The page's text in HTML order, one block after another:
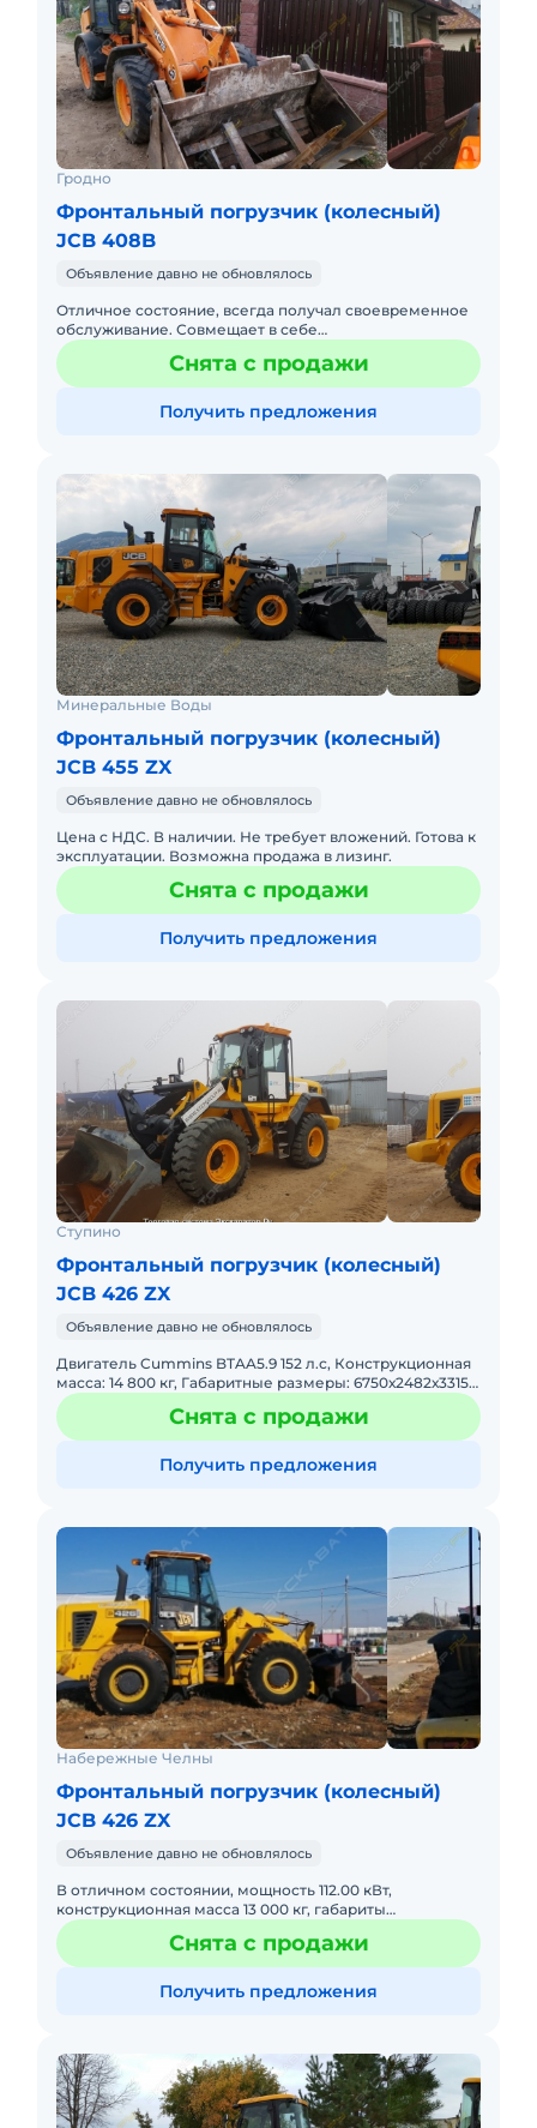
Гродно
Фронтальный погрузчик (колесный)
JCB 408B
Объявление давно не обновлялось
Отличное состояние, всегда получал своевременное
обслуживание. Совмещает в себе
производительность большого погрузчика и
манёвренность минипогрузчика. В комплек
Снята с продажи
Получить предложения
Минеральные Воды
Фронтальный погрузчик (колесный)
JCB 455 ZX
Объявление давно не обновлялось
Цена с НДС. В наличии. Не требует вложений. Готова к
эксплуатации. Возможна продажа в лизинг.
Снята с продажи
Получить предложения
Ступино
Фронтальный погрузчик (колесный)
JCB 426 ZX
Объявление давно не обновлялось
Двигатель Cummins BTAA5.9 152 л.с, Конструкционная
масса: 14 800 кг, Габаритные размеры: 6750х2482х3315
Продажа от юр.лица. Цена с НДС! Но возможна
корректиро
Снята с продажи
Получить предложения
Набережные Челны
Фронтальный погрузчик (колесный)
JCB 426 ZX
Объявление давно не обновлялось
В отличном состоянии, мощность 112.00 кВт,
конструкционная масса 13 000 кг, габариты
6750*2482*3315. Готова к эксплуатации. Не требует
вложений.
Снята с продажи
Получить предложения